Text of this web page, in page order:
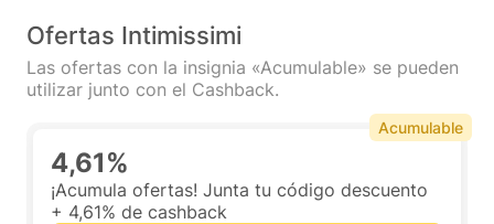
Ofertas Intimissimi
Las ofertas con la insignia «Acumulable» se pueden
utilizar junto con el Cashback.
4,61%
¡Acumula ofertas! Junta tu código descuento
+ 4,61% de cashback
Acumulable